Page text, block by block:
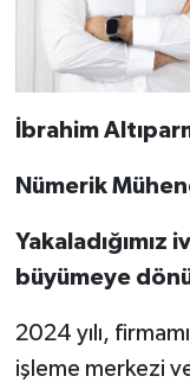
İbrahim
Nümerik
büyümeye
2024 yılı,
işleme merkezi